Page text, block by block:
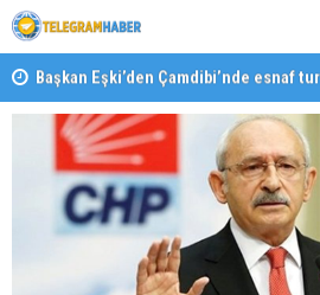
Başkan Eşki’den Çamdibi’nde esnaf